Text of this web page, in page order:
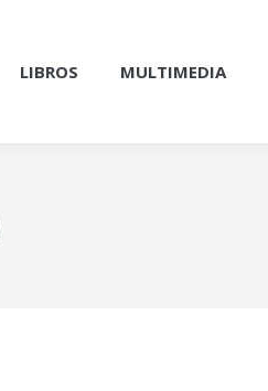
LIBROS MULTIMEDIA